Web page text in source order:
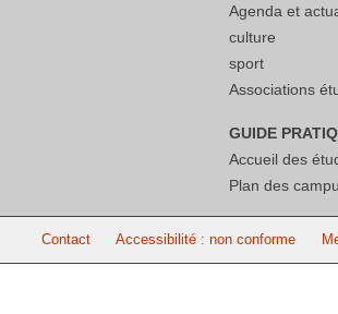
Agenda et
culture
sport
Associations
GUIDE
Accueil des
Plan des
Contact Accessibilité : non conforme